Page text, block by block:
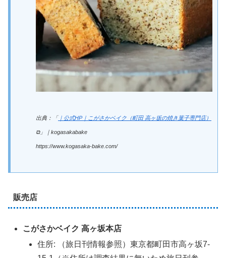
出典：「 ｜公式HP｜こがさかベイク（町田 高ヶ坂の焼き菓子専門店）
⧉」｜kogasakabake
https://www.kogasaka-bake.com/
販売店
こがさかベイク 高ヶ坂本店
住所: （旅日刊情報参照）東京都町田市高ヶ坂7-